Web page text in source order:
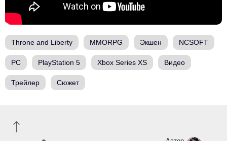
Throne and Liberty MMORPG Экшен NCSOFT
PC PlayStation 5 Xbox Series XS Видео
Трейлер Сюжет